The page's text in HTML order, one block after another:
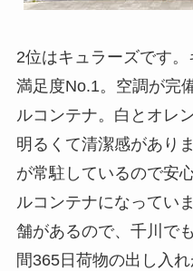
2位はキュラーズです
満足度No.1。空調が完
ルコンテナ。白とオレ
明るくて清潔感があり
が常駐しているので安
ルコンテナになってい
舗があるので、千川で
間365日荷物の出し入